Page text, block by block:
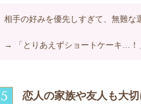
相手の好みを優先しすぎて、無難な
→ 「とりあえずショートケーキ…！
5 恋人の家族や友人も大